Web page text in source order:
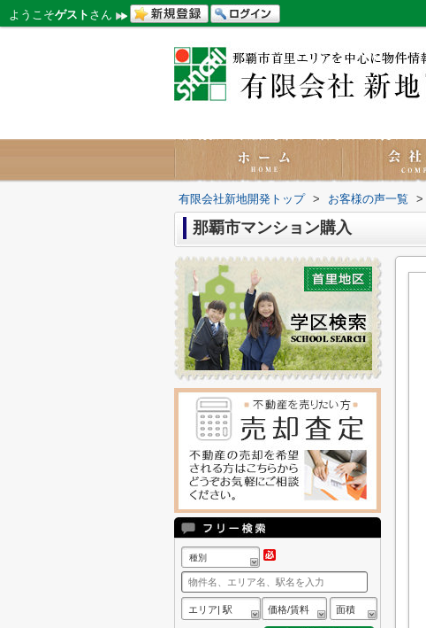
ようこそゲスト さん
有限会社新地開発トップ > お客様の声一覧 >
那覇市マンション購入
種別
エリア| 駅 価格/賃料 面積